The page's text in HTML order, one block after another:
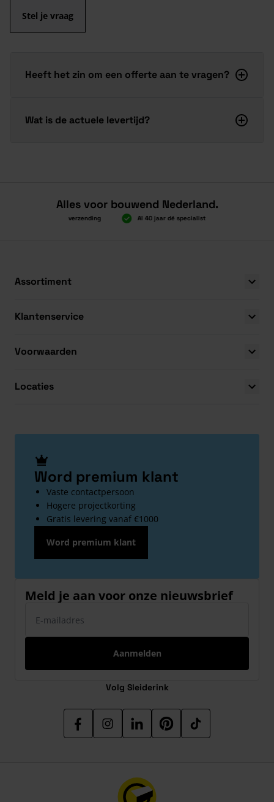
Stel je vraag
Heeft het zin om een offerte aan te vragen?
Wat is de actuele levertijd?
Alles voor bouwend Nederland.
Boven 2.000 gratis verzending Al 40 jaar dé specialist
Assortiment
Klantenservice
Voorwaarden
Locaties
Word premium klant
Vaste contactpersoon
Hogere projectkorting
Gratis levering vanaf €1000
Word premium klant
Meld je aan voor onze nieuwsbrief
Aanmelden
Volg Sleiderink